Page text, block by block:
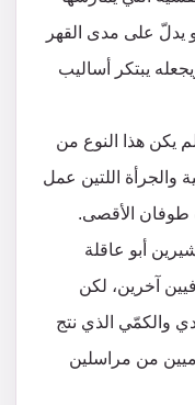
يدلّ على مدى القهر
يبتكر أساليب
يكن هذا النوع من
والجرأة اللتين عمل
طوفان الأقصى.
أبو عاقلة
آخرين، لكن
والكمّي الذي نتج
من مراسلين